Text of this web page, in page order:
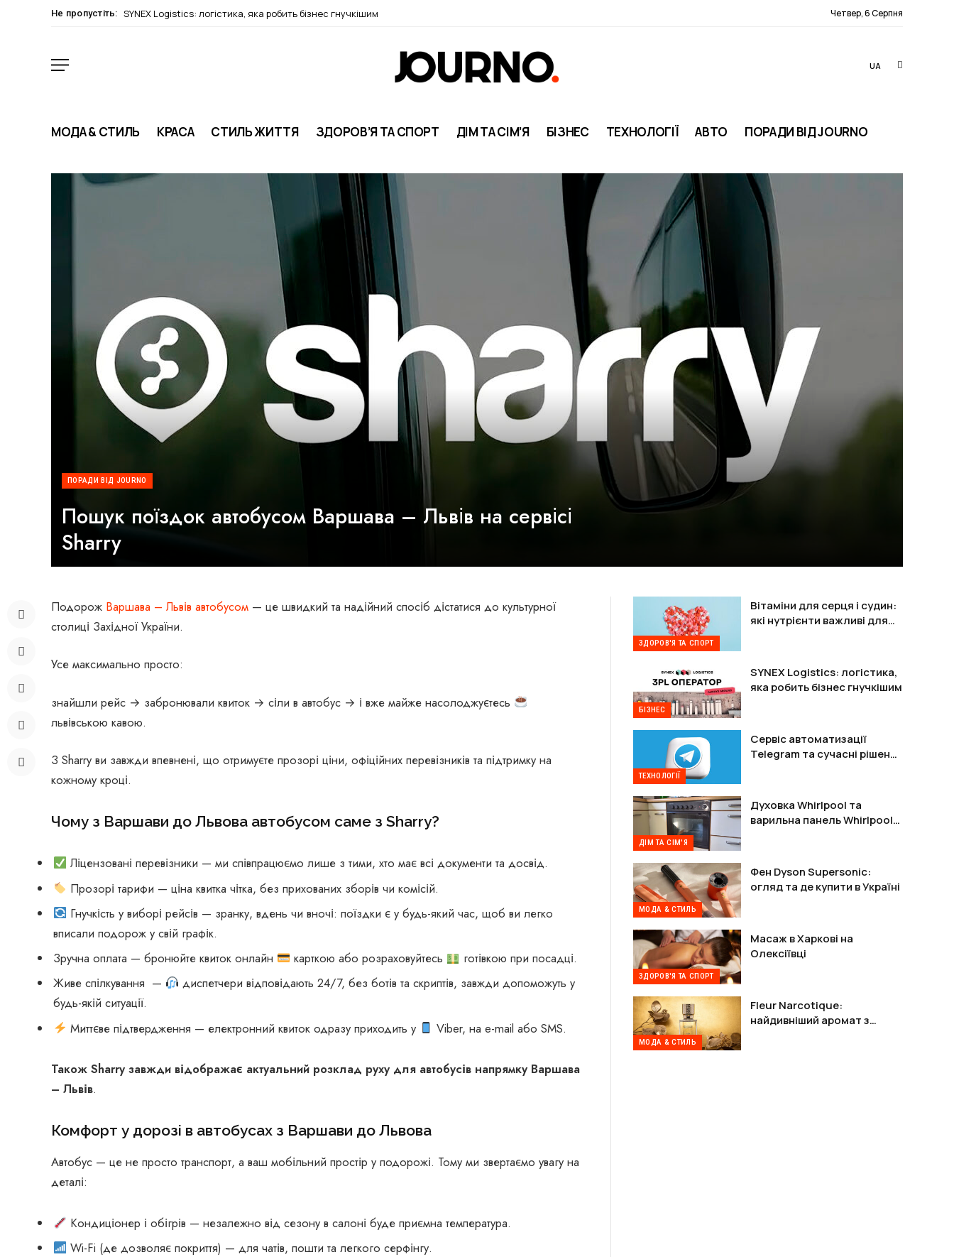
Не пропустіть: SYNEX Logistics: логістика, яка робить бізнес гнучкішим Четвер, 6 Серпня
UA
МОДА & СТИЛЬ КРАСА СТИЛЬ ЖИТТЯ ЗДОРОВ’Я ТА СПОРТ ДІМ ТА СІМ’Я БІЗНЕС ТЕХНОЛОГІЇ АВТО ПОРАДИ ВІД JOURNO
ПОРАДИ ВІД JOURNO
Пошук поїздок автобусом Варшава – Львів на сервісі
Sharry
Подорож Варшава – Львів автобусом — це швидкий та надійний спосіб дістатися до культурної
столиці Західної України.
Усе максимально просто:
знайшли рейс → забронювали квиток → сіли в автобус → і вже майже насолоджуєтесь
львівською кавою.
З Sharry ви завжди впевнені, що отримуєте прозорі ціни, офіційних перевізників та підтримку на
кожному кроці.
Чому з Варшави до Львова автобусом саме з Sharry?
Ліцензовані перевізники — ми співпрацюємо лише з тими, хто має всі документи та досвід.
Прозорі тарифи — ціна квитка чітка, без прихованих зборів чи комісій.
Гнучкість у виборі рейсів — зранку, вдень чи вночі: поїздки є у будь-який час, щоб ви легко
вписали подорож у свій графік.
Зручна оплата — бронюйте квиток онлайн
карткою або розраховуйтесь
готівкою при посадці.
Живе спілкування —
диспетчери відповідають 24/7, без ботів та скриптів, завжди допоможуть у
будь-якій ситуації.
Миттєве підтвердження — електронний квиток одразу приходить у
Viber, на e-mail або SMS.
Також Sharry завжди відображає актуальний розклад руху для автобусів напрямку Варшава
– Львів.
Комфорт у дорозі в автобусах з Варшави до Львова
Автобус — це не просто транспорт, а ваш мобільний простір у подорожі. Тому ми звертаємо увагу на
деталі:
Кондиціонер і обігрів — незалежно від сезону в салоні буде приємна температура.
Wi-Fi (де дозволяє покриття) — для чатів, пошти та легкого серфінгу.
ЗДОРОВ'Я ТА СПОРТ
Вітаміни для серця і судин:
які нутрієнти важливі для
БІЗНЕС
SYNEX Logistics: логістика,
яка робить бізнес гнучкішим
ТЕХНОЛОГІЇ
Сервіс автоматизації
Telegram та сучасні рішення
ДІМ ТА СІМ'Я
Духовка Whirlpool та
варильна панель Whirlpool:
МОДА & СТИЛЬ
Фен Dyson Supersonic:
огляд та де купити в Україні
ЗДОРОВ'Я ТА СПОРТ
Масаж в Харкові на
Олексіївці
МОДА & СТИЛЬ
Fleur Narcotique:
найдивніший аромат з